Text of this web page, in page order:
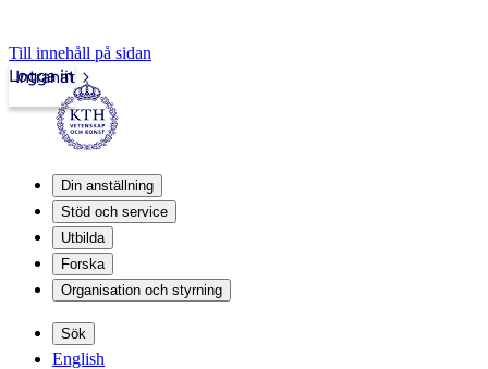
Till innehåll på sidan
Intranät
Logga in
Din anställning
Stöd och service
Utbilda
Forska
Organisation och styrning
Sök
English